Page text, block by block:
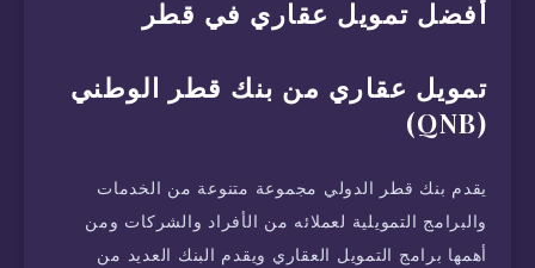
أفضل تمويل عقاري في قطر
تمويل عقاري من بنك قطر الوطني
(QNB)
يقدم بنك قطر الدولي مجموعة متنوعة من الخدمات
والبرامج التمويلية لعملائه من الأفراد والشركات ومن
أهمها برامج التمويل العقاري ويقدم البنك العديد من